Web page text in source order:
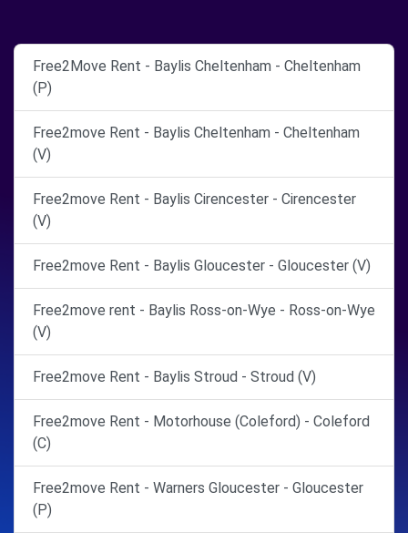
Free2Move Rent - Baylis Cheltenham - Cheltenham
(P)
Free2move Rent - Baylis Cheltenham - Cheltenham
(V)
Free2move Rent - Baylis Cirencester - Cirencester
(V)
Free2move Rent - Baylis Gloucester - Gloucester (V)
Free2move rent - Baylis Ross-on-Wye - Ross-on-Wye
(V)
Free2move Rent - Baylis Stroud - Stroud (V)
Free2move Rent - Motorhouse (Coleford) - Coleford
(C)
Free2move Rent - Warners Gloucester - Gloucester
(P)